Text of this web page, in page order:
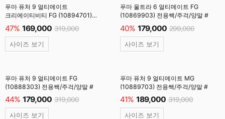
푸마 퓨처 9 얼티메이트
크리에이티비티 FG (10894701)
전용쌕/주걱/양말 #
47% 169,000 319,000
사이즈 보기
푸마 울트라 6 얼티메이트 FG
(10869903) 전용쌕/주걱/양말 #
40% 179,000 299,000
사이즈 보기
푸마 퓨처 9 얼티메이트 FG
(10888303) 전용쌕/주걱/양말 #
44% 179,000 319,000
사이즈 보기
푸마 퓨처 9 얼티메이트 MG
(10889703) 전용쌕/주걱/양말 #
41% 189,000 319,000
사이즈 보기